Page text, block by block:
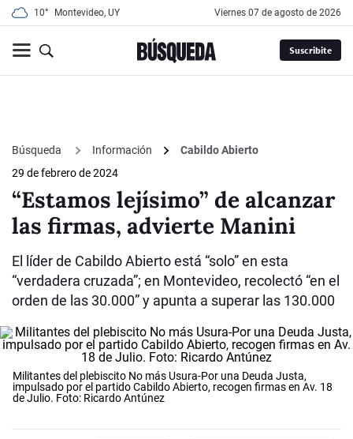
10° Montevideo, UY viernes 07 de agosto de 2026
Suscribite
Búsqueda Información
Cabildo Abierto
29 de febrero de 2024
“Estamos lejísimo” de alcanzar
las firmas, advierte Manini
El líder de Cabildo Abierto está “solo” en esta
“verdadera cruzada”; en Montevideo, recolectó “en el
orden de las 30.000” y apunta a superar las 130.000
Militantes del plebiscito No más Usura-Por una Deuda Justa,
impulsado por el partido Cabildo Abierto, recogen firmas en Av. 18
de Julio. Foto: Ricardo Antúnez